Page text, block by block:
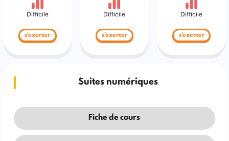
Difficile
s'exercer
Difficile
s'exercer
Difficile
s'exercer
Suites numériques
Fiche de cours